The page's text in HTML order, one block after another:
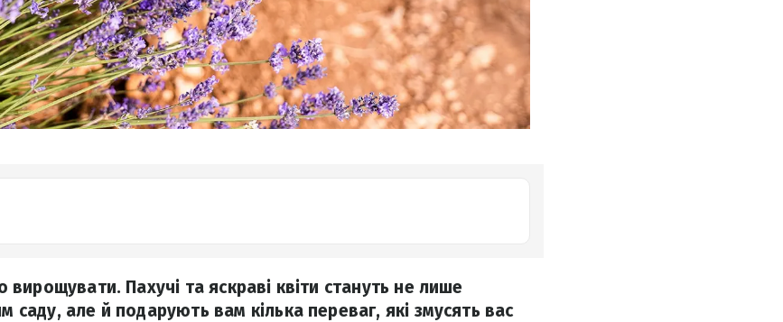
вирощувати. Пахучі та яскраві квіти стануть не лише
саду, але й подарують вам кілька переваг, які змусять вас